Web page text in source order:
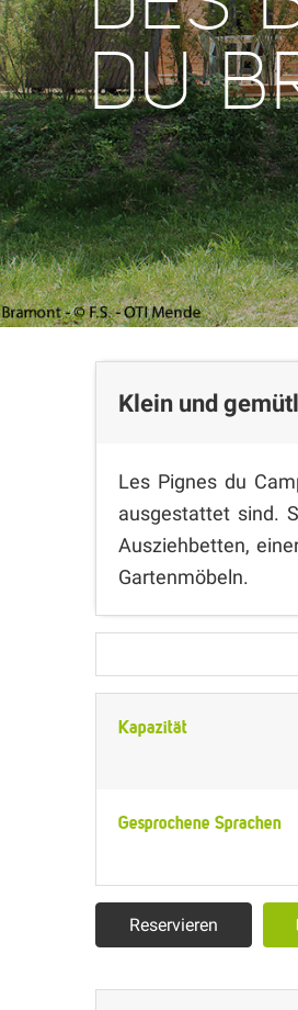
DU
Klein und
Les Pignes du
ausgestattet sind.
Ausziehbetten,
Gartenmöbeln.
Kapazität
Gesprochene Sprachen
Reservieren